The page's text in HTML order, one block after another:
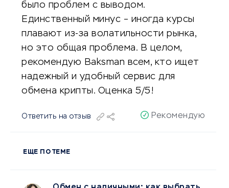
было проблем с выводом.
Единственный минус – иногда курсы
плавают из-за волатильности рынка,
но это общая проблема. В целом,
рекомендую Baksman всем, кто ищет
надежный и удобный сервис для
обмена крипты. Оценка 5/5!
Ответить на отзыв Рекомендую
ЕЩЕ ПО ТЕМЕ